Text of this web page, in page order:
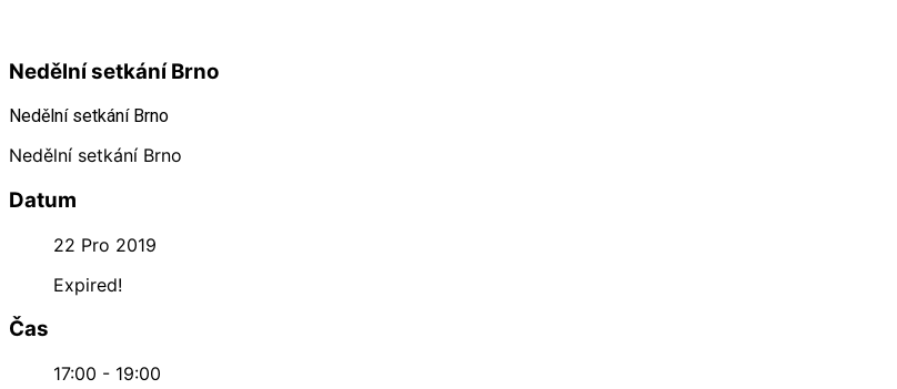
Nedělní setkání Brno
Nedělní setkání Brno
Nedělní setkání Brno
Datum
22 Pro 2019
Expired!
Čas
17:00 - 19:00